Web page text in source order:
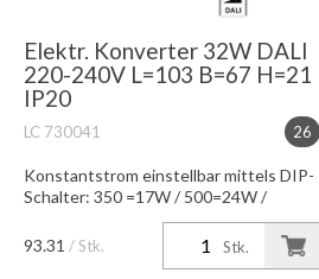
Elektr. Konverter 32W DALI
220-240V L=103 B=67 H=21
IP20
26
LC 730041
Konstantstrom einstellbar mittels DIP-
Schalter: 350 =17W / 500=24W /
550=25W / 700mA=32W
Konstantspannung bei 24V 900mA
=20W IP20, Dimmung DALI-Interface
Stk.
93.31 / Stk.